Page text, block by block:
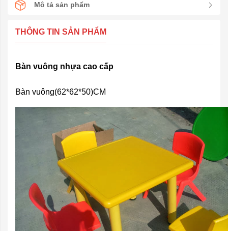
Mô tả sản phẩm
THÔNG TIN SẢN PHẨM
Bàn vuông nhựa cao cấp
Bàn vuông(62*62*50)CM